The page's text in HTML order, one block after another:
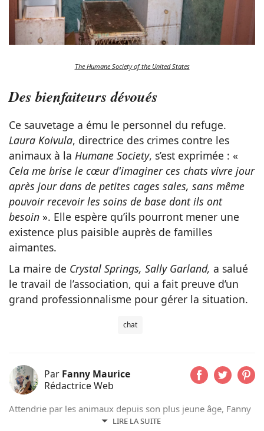
The Humane Society of the United States
Des bienfaiteurs dévoués
Ce sauvetage a ému le personnel du refuge.
Laura Koivula, directrice des crimes contre les
animaux à la Humane Society, s’est exprimée : «
Cela me brise le cœur d'imaginer ces chats vivre jour
après jour dans de petites cages sales, sans même
pouvoir recevoir les soins de base dont ils ont
besoin ». Elle espère qu’ils pourront mener une
existence plus paisible auprès de familles
aimantes.
La maire de Crystal Springs, Sally Garland, a salué
le travail de l’association, qui a fait preuve d’un
grand professionnalisme pour gérer la situation.
chat
Par Fanny Maurice
Rédactrice Web
LIRE LA SUITE
Attendrie par les animaux depuis son plus jeune âge, Fanny
n’a jamais vécu sans eux et partage actuellement son